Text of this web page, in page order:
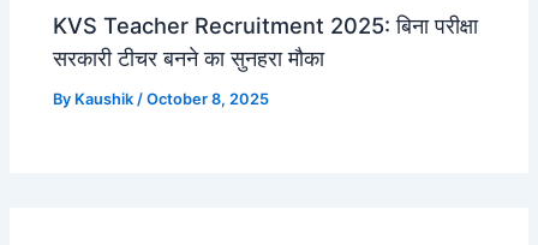
KVS Teacher Recruitment 2025: बिना परीक्षा
सरकारी टीचर बनने का सुनहरा मौका
By Kaushik /October 8, 2025